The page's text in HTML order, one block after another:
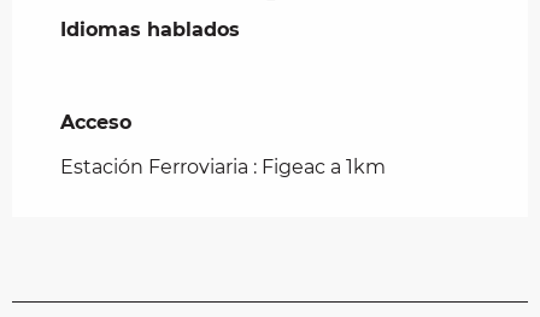
Idiomas hablados
Idiomas hablados
Acceso
Acceso
Estación Ferroviaria : Figeac a 1km